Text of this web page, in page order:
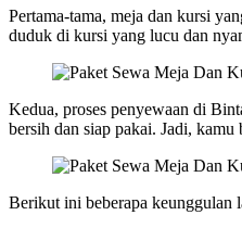
Pertama-tama, meja dan kursi
duduk di kursi yang lucu dan
Kedua, proses penyewaan di
bersih dan siap pakai. Jadi,
Berikut ini beberapa keunggulan